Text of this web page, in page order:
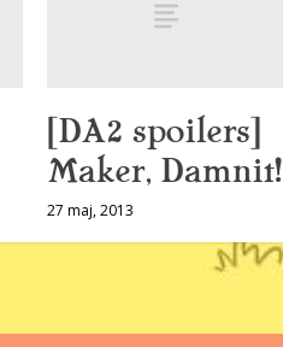
[DA2 spoilers]
Maker, Damnit!
27 maj, 2013